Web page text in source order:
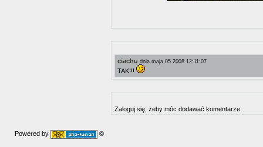
ciachu dnia maja 05 2008 12:11:07
TAK!!!
Zaloguj się, żeby móc dodawać komentarze.
Powered by ©